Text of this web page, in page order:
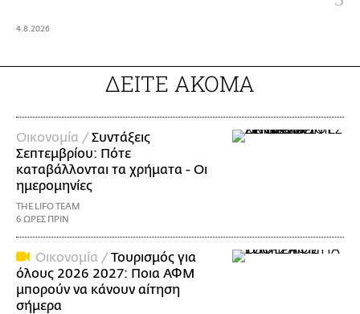
4.8.2026
ΔΕΙΤΕ ΑΚΟΜΑ
Οικονομία /Συντάξεις
Σεπτεμβρίου: Πότε
καταβάλλονται τα χρήματα - Οι
ημερομηνίες
THE LIFO TEAM
6 ΩΡΕΣ ΠΡΙΝ
Οικονομία /Τουρισμός για
όλους 2026 2027: Ποια ΑΦΜ
μπορούν να κάνουν αίτηση
σήμερα